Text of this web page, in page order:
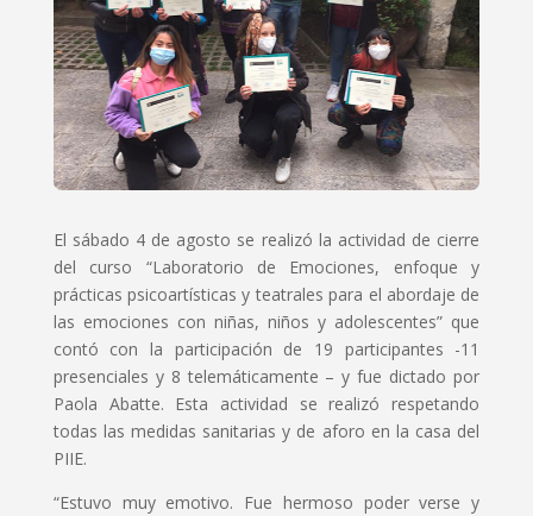
El sábado 4 de agosto se realizó la actividad de cierre
del curso “Laboratorio de Emociones, enfoque y
prácticas psicoartísticas y teatrales para el abordaje de
las emociones con niñas, niños y adolescentes” que
contó con la participación de 19 participantes -11
presenciales y 8 telemáticamente – y fue dictado por
Paola Abatte. Esta actividad se realizó respetando
todas las medidas sanitarias y de aforo en la casa del
PIIE.
“Estuvo muy emotivo. Fue hermoso poder verse y